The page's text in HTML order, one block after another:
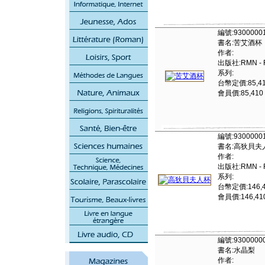
編號
書名:苦艾酒杯
作者:
出版社:RMN -
系列:
台幣定價
會員價:85,410
編號
書名:高狄貝夫
作者:
出版社:RMN -
系列:
台幣定價
會員價
編號
書名:水晶梨
作者: